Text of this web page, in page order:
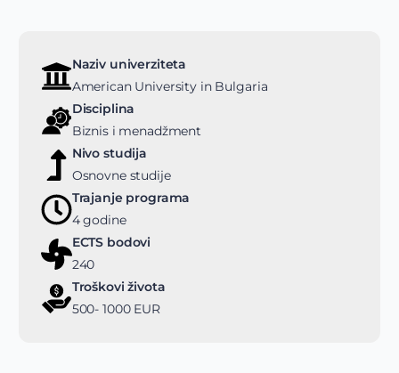
Naziv univerziteta
American University in Bulgaria
Disciplina
Biznis i menadžment
Nivo studija
Osnovne studije
Trajanje programa
4 godine
ECTS bodovi
240
Troškovi života
500- 1000 EUR